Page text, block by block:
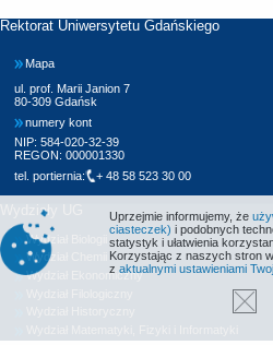
Rektorat Uniwersytetu Gdańskiego
Mapa
ul. prof. Marii Janion 7
80-309 Gdańsk
numery kont
NIP: 584-020-32-39
REGON: 000001330
tel. portiernia:
+ 48 58 523 30 00
Wydziały UG
Wydział Biologii
Wydział Chemii
Wydział Ekonomiczny
Uprzejmie informujemy, że
ciasteczek) i podobnych
statystyk i ułatwienia
Korzystając z naszych stron
z aktualnymi ustawieniami